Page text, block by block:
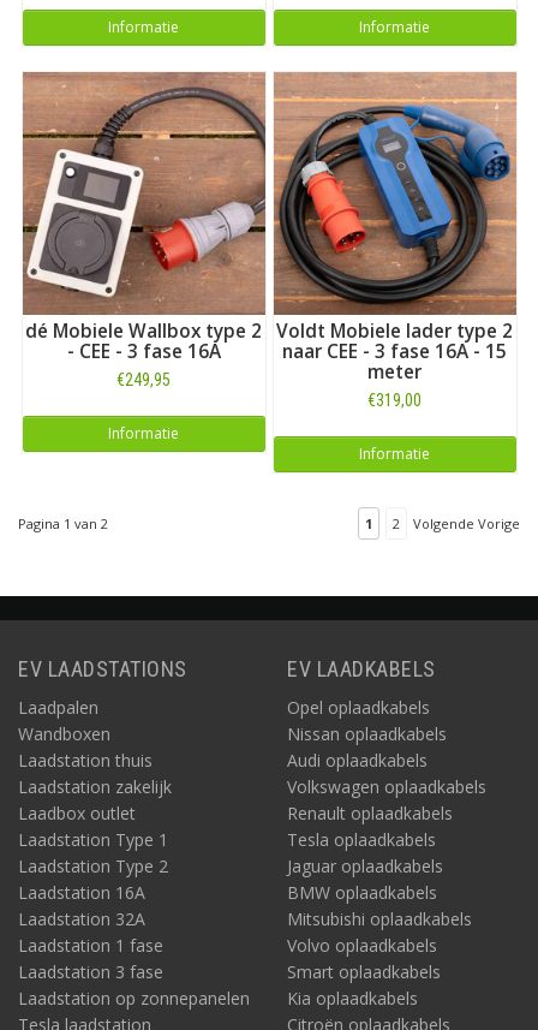
Informatie Informatie
dé Mobiele Wallbox type 2
- CEE - 3 fase 16A
€249,95
Informatie
Voldt Mobiele lader type 2
naar CEE - 3 fase 16A - 15
meter
€319,00
Informatie
Pagina 1 van 2 1 2 Volgende Vorige
EV LAADSTATIONS
Laadpalen
Wandboxen
Laadstation thuis
Laadstation zakelijk
Laadbox outlet
Laadstation Type 1
Laadstation Type 2
Laadstation 16A
Laadstation 32A
Laadstation 1 fase
Laadstation 3 fase
Laadstation op zonnepanelen
Tesla laadstation
EV LAADKABELS
Opel oplaadkabels
Nissan oplaadkabels
Audi oplaadkabels
Volkswagen oplaadkabels
Renault oplaadkabels
Tesla oplaadkabels
Jaguar oplaadkabels
BMW oplaadkabels
Mitsubishi oplaadkabels
Volvo oplaadkabels
Smart oplaadkabels
Kia oplaadkabels
Citroën oplaadkabels